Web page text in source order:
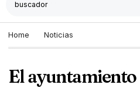
Home Noticias
El ayuntamiento